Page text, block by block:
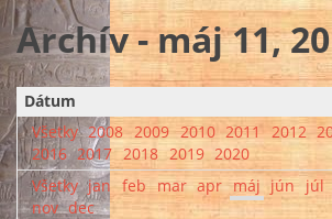
Archív - máj 11,
Dátum
Všetky 2008 2009 2010 2011 2012
2016 2017 2018 2019 2020
Všetky jan feb mar apr máj jún júl
nov dec